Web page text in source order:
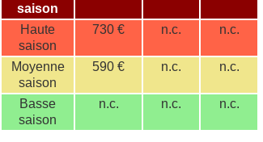
saison
Haute
saison
730 € n.c. n.c.
Moyenne
saison
590 € n.c. n.c.
Basse
saison
n.c. n.c. n.c.